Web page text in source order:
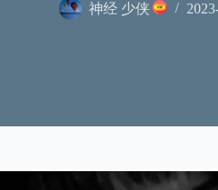
神经 少侠